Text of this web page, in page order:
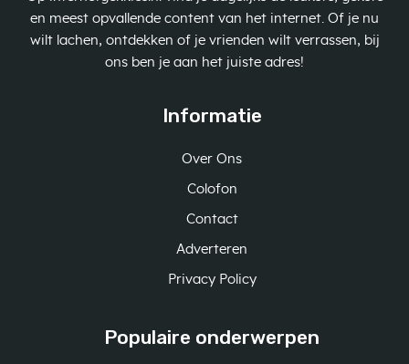
en meest opvallende content van het internet. Of je nu
wilt lachen, ontdekken of je vrienden wilt verrassen, bij
ons ben je aan het juiste adres!
Informatie
Over Ons
Colofon
Contact
Adverteren
Privacy Policy
Populaire onderwerpen